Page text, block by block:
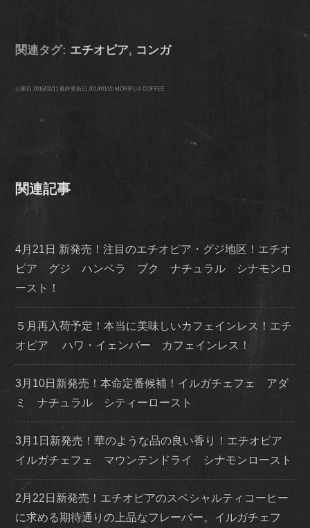
関連タグ: エチオピア, コンガ
公開日2016/02/11 最終更新日2018/01/20 MORIFUJI COFFEE
関連記事
4月21日 新発売！注目のエチオピア・グジ地区！エチオ
ピア グジ ハンベラ ブク ナチュラル シナモンロ
ースト！
５月再入荷予定！本当に美味しいカフェインレス！エチ
オピア ハワ・イェンバー カフェインレス！
3月10日新発売！本命定番候補！イルガチェフェ アダ
ミ ナチュラル シティーロースト
3月1日新発売！華のような品の良い香り！エチオピア
イルガチェフェ マウンテンドライ シナモンロースト
2月22日新発売！エチオピアのスペシャルティコーヒー
に求める期待通りの上品なフレーバー。イルガチェフ